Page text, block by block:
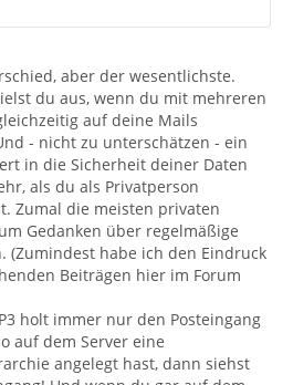
aber der wesentlichste.
du aus, wenn du mit mehreren
auf deine Mails
- nicht zu unterschätzen - ein
in die Sicherheit deiner Daten
als du als Privatperson
Zumal die meisten privaten
Gedanken über regelmäßige
(Zumindest habe ich den Eindruck
Beiträgen hier im Forum
holt immer nur den Posteingang
auf dem Server eine
angelegt hast, dann siehst